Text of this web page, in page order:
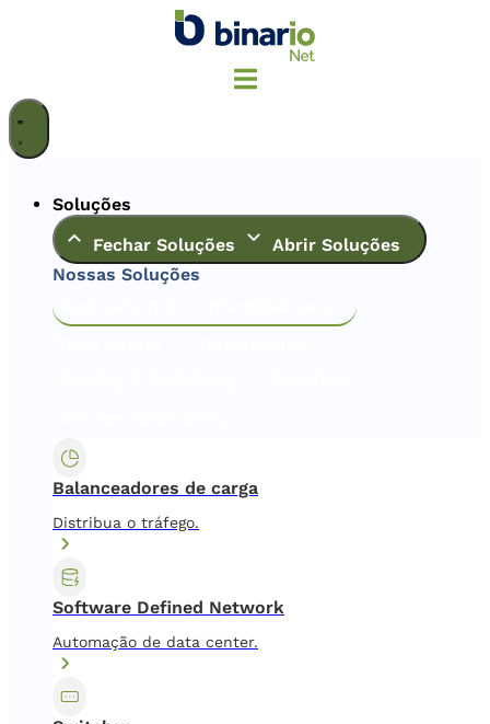
Soluções
Fechar Soluções
Abrir Soluções
Nossas Soluções
Balanceadores de carga
Distribua o tráfego.
Software Defined Network
Automação de data center.